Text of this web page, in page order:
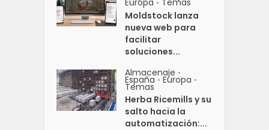
•
Moldstock lanza
nueva web para
facilitar
soluciones...
Almacenaje •
España • Europa •
Temas
Herba Ricemills y su
salto hacia la
automatización:...